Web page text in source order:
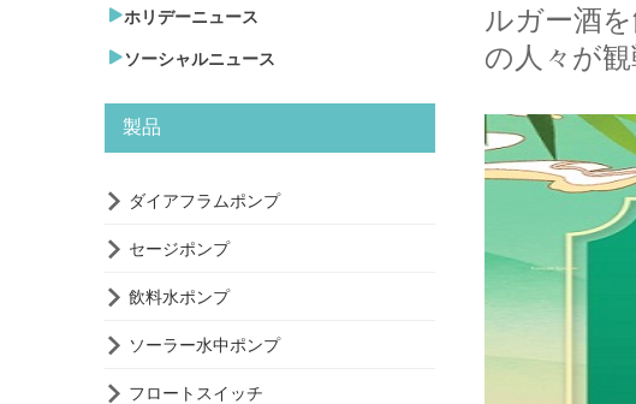
ルガー酒
の人々が
ホリデーニュース
ソーシャルニュース
製品
 ダイアフラムポンプ
 セージポンプ
 飲料水ポンプ
 ソーラー水中ポンプ
 フロートスイッチ